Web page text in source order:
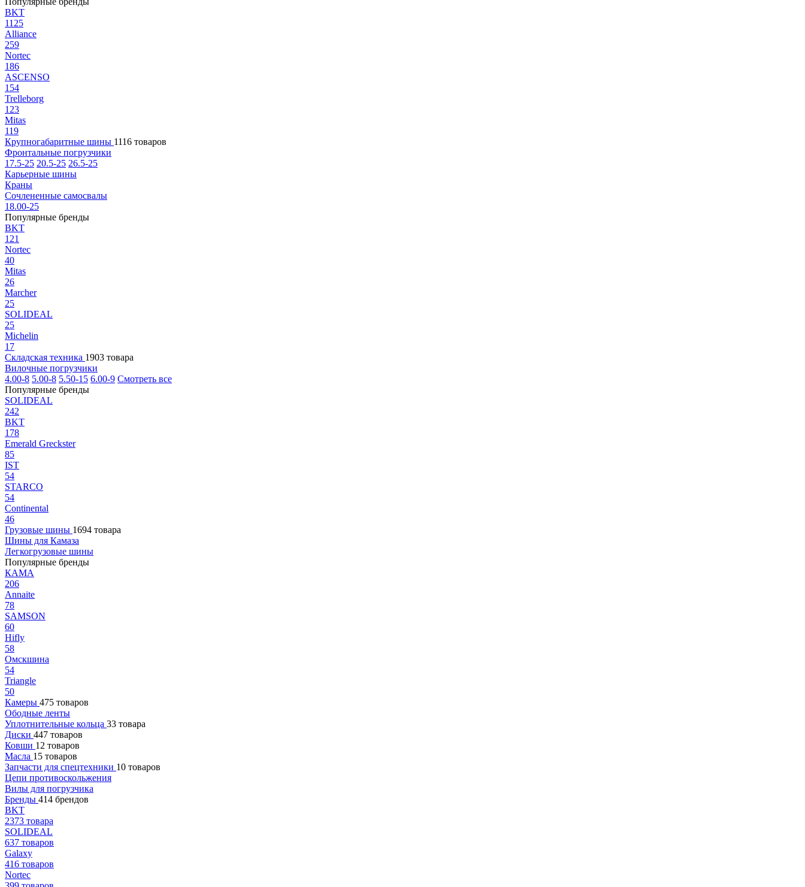
BKT
1125
Alliance
259
Nortec
186
ASCENSO
154
Trelleborg
123
Mitas
119
Крупногабаритные шины 1116 товаров
Фронтальные погрузчики
17.5-25 20.5-25 26.5-25
Карьерные шины
Краны
Сочлененные самосвалы
18.00-25
Популярные бренды
BKT
121
Nortec
40
Mitas
26
Marcher
25
SOLIDEAL
25
Michelin
17
Складская техника 1903 товара
Вилочные погрузчики
4.00-8 5.00-8 5.50-15 6.00-9 Смотреть все
Популярные бренды
SOLIDEAL
242
BKT
178
Emerald Greckster
85
IST
54
STARCO
54
Continental
46
Грузовые шины 1694 товара
Шины для Камаза
Легкогрузовые шины
Популярные бренды
КАМА
206
Annaite
78
SAMSON
60
Hifly
58
Омскшина
54
Triangle
50
Камеры 475 товаров
Ободные ленты
Уплотнительные кольца 33 товара
Диски 447 товаров
Ковши 12 товаров
Масла 15 товаров
Запчасти для спецтехники 10 товаров
Цепи противоскольжения
Вилы для погрузчика
Бренды 414 брендов
BKT
2373 товара
SOLIDEAL
637 товаров
Galaxy
416 товаров
Nortec